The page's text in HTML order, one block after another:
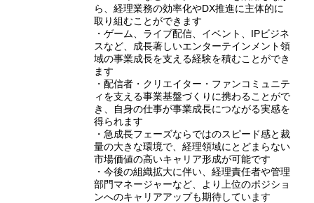
ら、経理業務の効率化やDX推進に主体的に
取り組むことができます
・ゲーム、ライブ配信、イベント、IPビジネ
スなど、成長著しいエンターテインメント領
域の事業成長を支える経験を積むことができ
ます
・配信者・クリエイター・ファンコミュニテ
ィを支える事業基盤づくりに携わることがで
き、自身の仕事が事業成長につながる実感を
得られます
・急成長フェーズならではのスピード感と裁
量の大きな環境で、経理領域にとどまらない
市場価値の高いキャリア形成が可能です
・今後の組織拡大に伴い、経理責任者や管理
部門マネージャーなど、より上位のポジショ
ンへのキャリアアップも期待しています